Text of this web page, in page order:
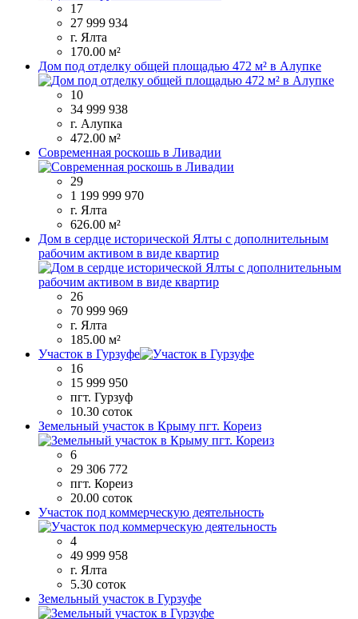
17
27 999 934
г. Ялта
170.00 м²
Дом под отделку общей площадью 472 м² в Алупке
10
34 999 938
г. Алупка
472.00 м²
Современная роскошь в Ливадии
29
1 199 999 970
г. Ялта
626.00 м²
Дом в сердце исторической Ялты с дополнительным
рабочим активом в виде квартир
26
70 999 969
г. Ялта
185.00 м²
Участок в Гурзуфе
16
15 999 950
пгт. Гурзуф
10.30 соток
Земельный участок в Крыму пгт. Кореиз
6
29 306 772
пгт. Кореиз
20.00 соток
Участок под коммерческую деятельность
4
49 999 958
г. Ялта
5.30 соток
Земельный участок в Гурзуфе